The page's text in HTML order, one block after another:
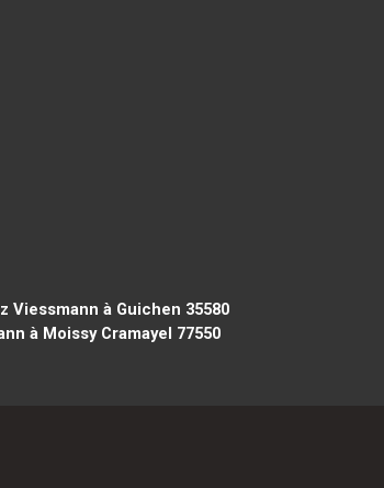
Viessmann à Guichen 35580
à Moissy Cramayel 77550